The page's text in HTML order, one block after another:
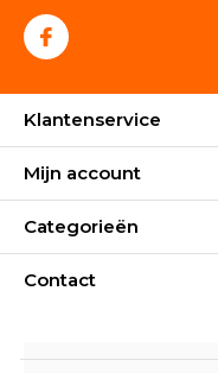
Klantenservice
Mijn account
Categorieën
Contact